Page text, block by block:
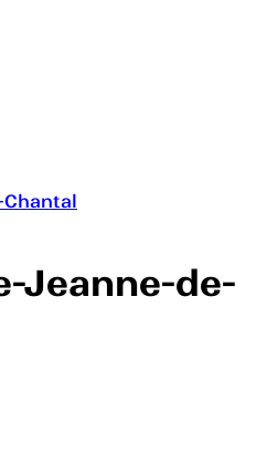
Jeanne-de-